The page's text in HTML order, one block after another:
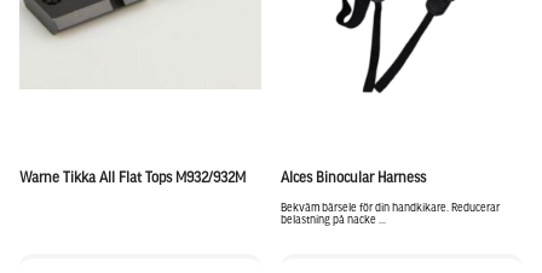
Warne Tikka All Flat Tops M932/932M Alces Binocular Harness
Bekväm bärsele för din handkikare. Reducerar
belastning på nacke ...